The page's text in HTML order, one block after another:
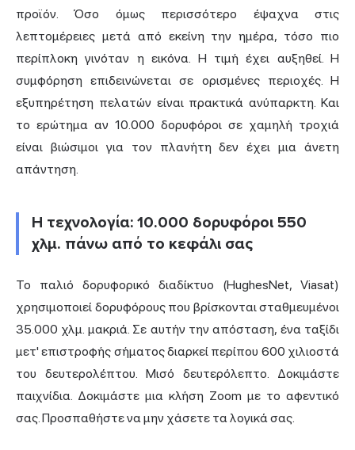
προϊόν. Όσο όμως περισσότερο έψαχνα στις
λεπτομέρειες μετά από εκείνη την ημέρα, τόσο πιο
περίπλοκη γινόταν η εικόνα. Η τιμή έχει αυξηθεί. Η
συμφόρηση επιδεινώνεται σε ορισμένες περιοχές. Η
εξυπηρέτηση πελατών είναι πρακτικά ανύπαρκτη. Και
το ερώτημα αν 10.000 δορυφόροι σε χαμηλή τροχιά
είναι βιώσιμοι για τον πλανήτη δεν έχει μια άνετη
απάντηση.
Η τεχνολογία: 10.000 δορυφόροι 550
χλμ. πάνω από το κεφάλι σας
Το παλιό δορυφορικό διαδίκτυο (HughesNet, Viasat)
χρησιμοποιεί δορυφόρους που βρίσκονται σταθμευμένοι
35.000 χλμ. μακριά. Σε αυτήν την απόσταση, ένα ταξίδι
μετ' επιστροφής σήματος διαρκεί περίπου 600 χιλιοστά
του δευτερολέπτου. Μισό δευτερόλεπτο. Δοκιμάστε
παιχνίδια. Δοκιμάστε μια κλήση Zoom με το αφεντικό
σας. Προσπαθήστε να μην χάσετε τα λογικά σας.